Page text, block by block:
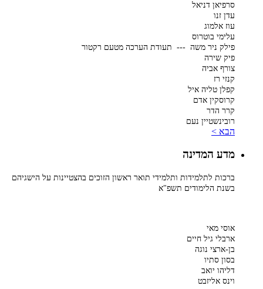
סרפיאן דניאל
עדן זנו
עוז אלמוג
עלימי בוטרוס
פילק ניר משה --- תעודת הערכה מטעם רקטור
פיק שירה
צורף אביה
קנזי רז
קפלן טליה איל
קרוסקין אדם
קרר הדר
רובינשטיין נעם
הבא >
מדע המדינה
ברכות לתלמידות ותלמידי תואר ראשון הזוכים בהצטיינות על הישגיהם
בשנת הלימודים תשפ"א
אוסי מאי
ארבלי גיל חיים
בן-ארצי נוגה
בסון סתיו
דליהו יואב
וינס אליזבט